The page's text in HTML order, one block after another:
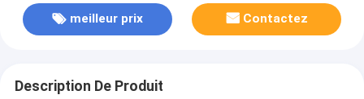
meilleur prix Contactez
Description De Produit